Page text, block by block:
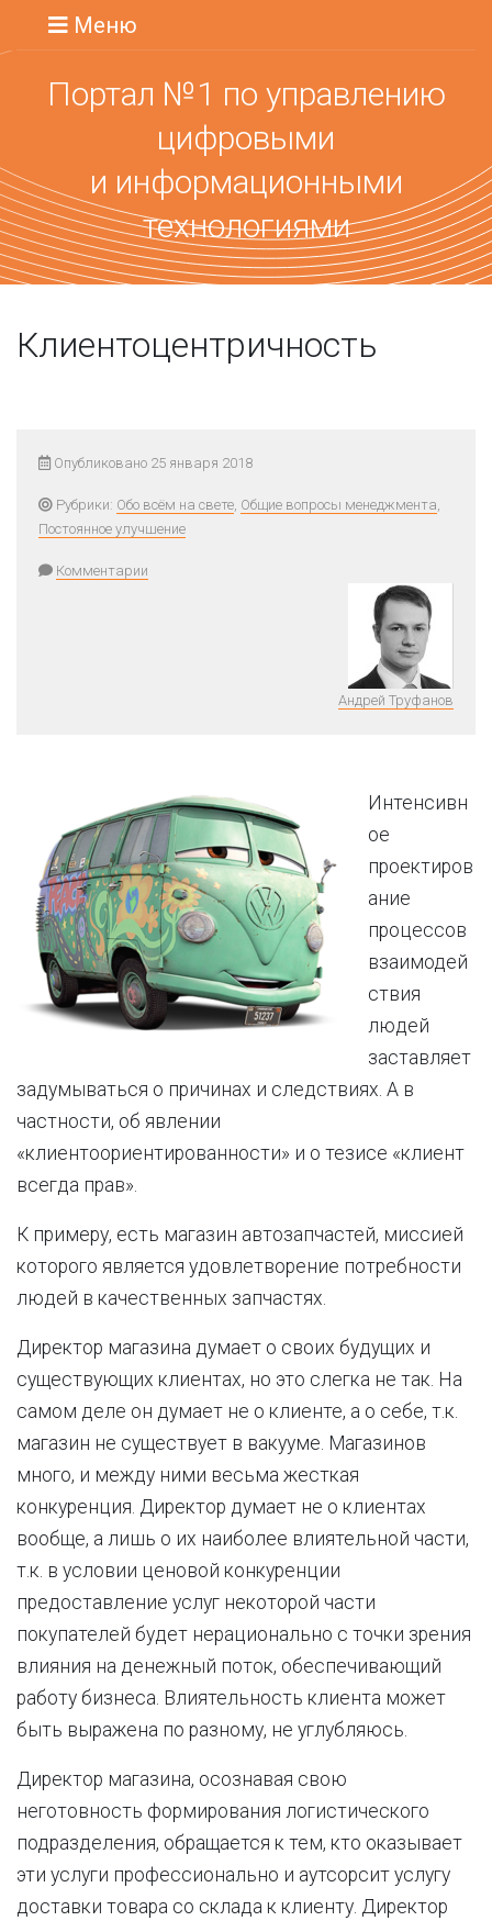
Меню
Портал №1 по управлению
цифровыми
и информационными
технологиями
Клиентоцентричность
Опубликовано 25 января 2018
Рубрики: Обо всём на свете, Общие вопросы менеджмента,
Постоянное улучшение
Комментарии
Андрей Труфанов
Интенсивн
ое
проектиров
ание
процессов
взаимодей
ствия
людей
заставляет
задумываться о причинах и следствиях. А в
частности, об явлении
«клиентоориентированности» и о тезисе «клиент
всегда прав».
К примеру, есть магазин автозапчастей, миссией
которого является удовлетворение потребности
людей в качественных запчастях.
Директор магазина думает о своих будущих и
существующих клиентах, но это слегка не так. На
самом деле он думает не о клиенте, а о себе, т.к.
магазин не существует в вакууме. Магазинов
много, и между ними весьма жесткая
конкуренция. Директор думает не о клиентах
вообще, а лишь о их наиболее влиятельной части,
т.к. в условии ценовой конкуренции
предоставление услуг некоторой части
покупателей будет нерационально с точки зрения
влияния на денежный поток, обеспечивающий
работу бизнеса. Влиятельность клиента может
быть выражена по разному, не углубляюсь.
Директор магазина, осознавая свою
неготовность формирования логистического
подразделения, обращается к тем, кто оказывает
эти услуги профессионально и аутсорсит услугу
доставки товара со склада к клиенту. Директор